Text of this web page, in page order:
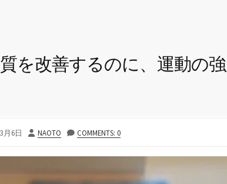
を改善するのに、運動の
月6日
投
者
NAOTO COMMENTS: 0